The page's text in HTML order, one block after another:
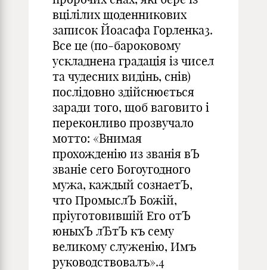
вцілілих щоденникових
записок Йоасафа Горленка3.
Все це (по-бароковому
ускладнена градація із чисел
та чудесних видінь, снів)
послідовно здійснюється
заради того, щоб ваговито і
переконливо прозвучало
мотто: «Внимая
прохожденію из званія вЪ
званіе сего Богоугодного
мужа, каждый сознаетЪ,
что ПромыслЪ Божiй,
прiуготовившiй Его отЪ
юныхЪ лЂтЪ къ сему
великому служенiю, Имъ
руководствовалъ».4